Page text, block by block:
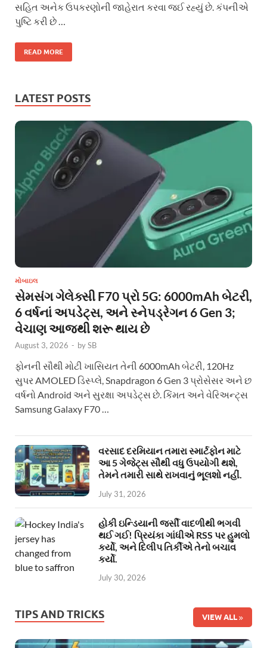
સહિત અનેક ઉપકરણોની જાહેરાત કરવા જઈ રહ્યું છે. કંપનીએ
પુષ્ટિ કરી છે …
READ MORE
LATEST POSTS
મોબાઇલ
સેમસંગ ગેલેક્સી F70 પ્રો 5G: 6000mAh બેટરી,
6 વર્ષનાં અપડેટ્સ, અને સ્નેપડ્રેગન 6 Gen 3;
વેચાણ આજથી શરૂ થાય છે
August 3, 2026 - bySB
ફોનની સૌથી મોટી ખાસિયત તેની 6000mAh બેટરી, 120Hz
સુપર AMOLED ડિસ્પ્લે, Snapdragon 6 Gen 3 પ્રોસેસર અને છ
વર્ષનો Android અને સુરક્ષા અપડેટ્સ છે. કિંમત અને વેરિઅન્ટ્સ
Samsung Galaxy F70 …
વરસાદ દરમિયાન તમારા સ્માર્ટફોન માટે
આ 5 ગેજેટ્સ સૌથી વધુ ઉપયોગી થશે,
તેમને તમારી સાથે રાખવાનું ભૂલશો નહીં.
July 31, 2026
હોકી ઇન્ડિયાની જર્સી વાદળીથી ભગવી
થઈ ગઈ! પ્રિયંકા ગાંધીએ RSS પર હુમલો
કર્યો, અને દિલીપ તિર્કીએ તેનો બચાવ
કર્યો.
July 30, 2026
TIPS AND TRICKS VIEW ALL